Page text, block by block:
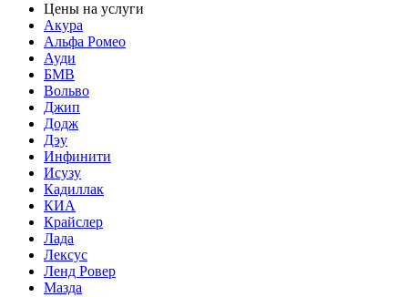
Цены на услуги
Акура
Альфа Ромео
Ауди
БМВ
Вольво
Джип
Додж
Дэу
Инфинити
Исузу
Кадиллак
КИА
Крайслер
Лада
Лексус
Ленд Ровер
Мазда